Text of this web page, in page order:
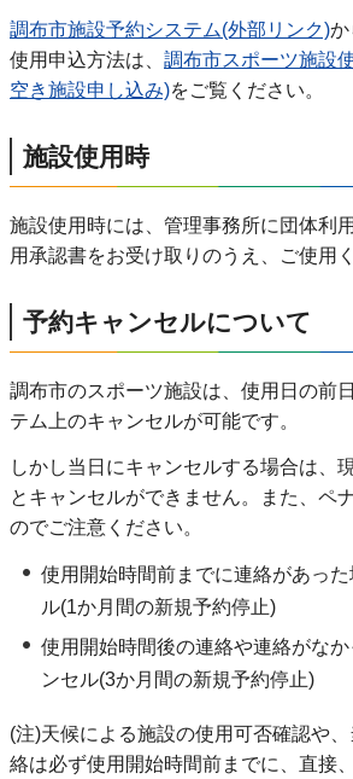
調布市施設予約システム(外部リンク)か
使用申込方法は、 調布市スポーツ施設
空き施設申し込み)をご覧ください。
施設使用時
施設使用時には、管理事務所に団体利
用承認書をお受け取りのうえ、ご使用
予約キャンセルについて
調布市のスポーツ施設は、使用日の前
テム上のキャンセルが可能です。
しかし当日にキャンセルする場合は、
とキャンセルができません。また、ペ
のでご注意ください。
使用開始時間前までに連絡があっ
ル(1か月間の新規予約停止)
使用開始時間後の連絡や連絡がな
ンセル(3か月間の新規予約停止)
(注)天候による施設の使用可否確認や
絡は必ず使用開始時間前までに、直接